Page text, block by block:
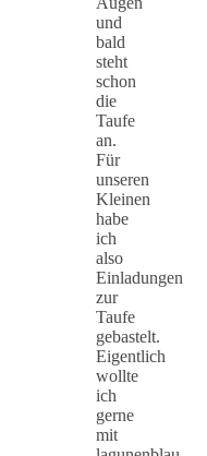
und
bald
steht
schon
die
Taufe
an.
Für
unseren
Kleinen
habe
ich
also
Einladungen
zur
Taufe
gebastelt.
Eigentlich
wollte
ich
gerne
mit